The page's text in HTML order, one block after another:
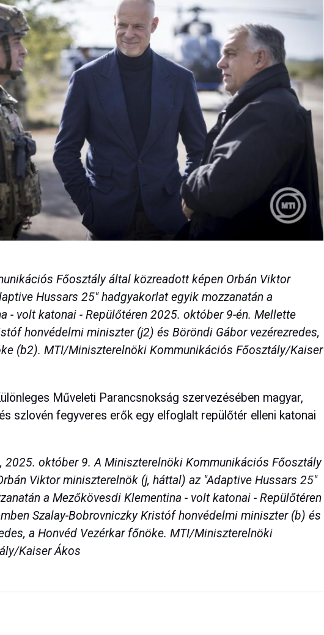
Főosztály által közreadott képen Orbán Viktor
Hussars 25" hadgyakorlat egyik mozzanatán a
- volt katonai - Repülőtéren 2025. október 9-én. Mellette
honvédelmi miniszter (j2) és Böröndi Gábor vezérezredes,
(b2). MTI/Miniszterelnöki Kommunikációs Főosztály/Kaiser
Műveleti Parancsnokság szervezésében magyar,
szlovén fegyveres erők egy elfoglalt repülőtér elleni katonai
2025. október 9. A Miniszterelnöki Kommunikációs Főosztály
Viktor miniszterelnök (j, háttal) az "Adaptive Hussars 25"
a Mezőkövesdi Klementina - volt katonai - Repülőtéren
Szalay-Bobrovniczky Kristóf honvédelmi miniszter (b) és
a Honvéd Vezérkar főnöke. MTI/Miniszterelnöki
Kaiser Ákos